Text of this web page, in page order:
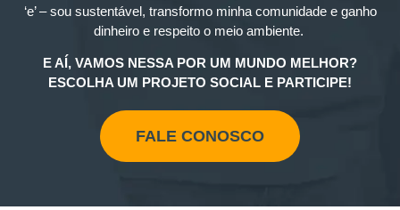
‘e’ – sou sustentável, transformo minha comunidade e ganho
dinheiro e respeito o meio ambiente.
E AÍ, VAMOS NESSA POR UM MUNDO MELHOR?
ESCOLHA UM PROJETO SOCIAL E PARTICIPE!
FALE CONOSCO